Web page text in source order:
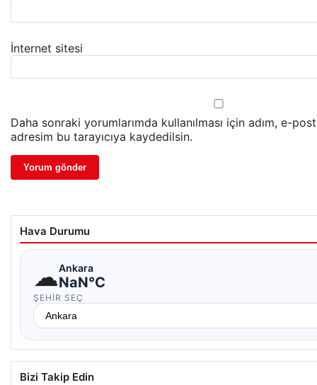
İnternet sitesi
Daha sonraki yorumlarımda kullanılması için adım, e-
adresim bu tarayıcıya kaydedilsin.
Hava Durumu
☁Ankara
NaN°C
ŞEHIR SEÇ
Bizi Takip Edin